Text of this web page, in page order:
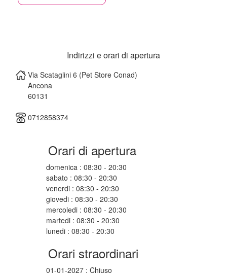
Indirizzi e orari di apertura
Via Scataglini 6 (Pet Store Conad)
Ancona
60131
0712858374
Orari di apertura
domenica : 08:30 - 20:30
sabato : 08:30 - 20:30
venerdi : 08:30 - 20:30
giovedi : 08:30 - 20:30
mercoledi : 08:30 - 20:30
martedi : 08:30 - 20:30
lunedi : 08:30 - 20:30
Orari straordinari
01-01-2027 : Chiuso